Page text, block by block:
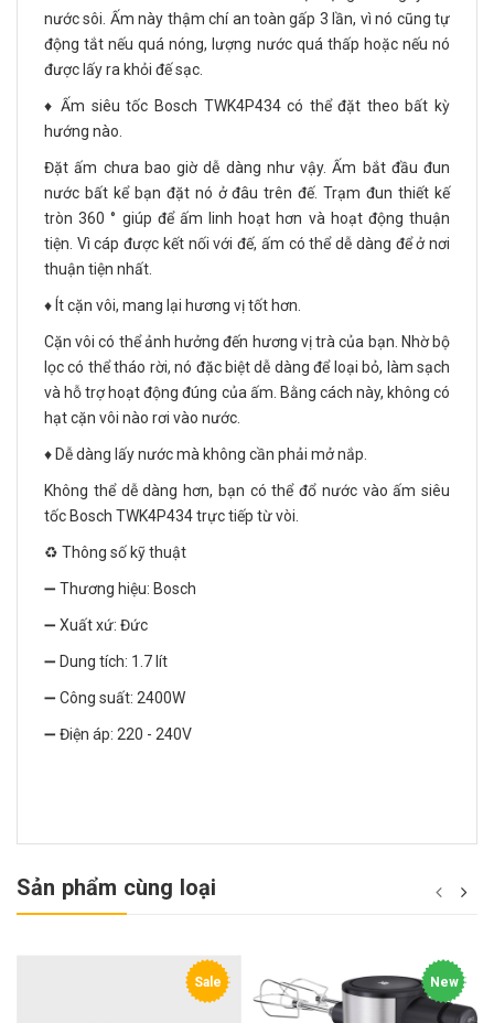
nước sôi. Ấm này thậm chí an toàn gấp 3 lần, vì nó cũng tự
động tắt nếu quá nóng, lượng nước quá thấp hoặc nếu nó
được lấy ra khỏi đế sạc.
♦️ Ấm siêu tốc Bosch TWK4P434 có thể đặt theo bất kỳ
hướng nào.
Đặt ấm chưa bao giờ dễ dàng như vậy. Ấm bắt đầu đun
nước bất kể bạn đặt nó ở đâu trên đế. Trạm đun thiết kế
tròn 360 ° giúp để ấm linh hoạt hơn và hoạt động thuận
tiện. Vì cáp được kết nối với đế, ấm có thể dễ dàng để ở nơi
thuận tiện nhất.
♦️ Ít cặn vôi, mang lại hương vị tốt hơn.
Cặn vôi có thể ảnh hưởng đến hương vị trà của bạn. Nhờ bộ
lọc có thể tháo rời, nó đặc biệt dễ dàng để loại bỏ, làm sạch
và hỗ trợ hoạt động đúng của ấm. Bằng cách này, không có
hạt cặn vôi nào rơi vào nước.
♦️ Dễ dàng lấy nước mà không cần phải mở nắp.
Không thể dễ dàng hơn, bạn có thể đổ nước vào ấm siêu
tốc Bosch TWK4P434 trực tiếp từ vòi.
♻️ Thông số kỹ thuật
➖ Thương hiệu: Bosch
➖ Xuất xứ: Đức
➖ Dung tích: 1.7 lít
➖ Công suất: 2400W
➖ Điện áp: 220 - 240V
Sản phẩm cùng loại
Sale New